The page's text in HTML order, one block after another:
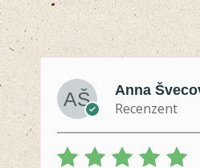
Anna
Recenzent